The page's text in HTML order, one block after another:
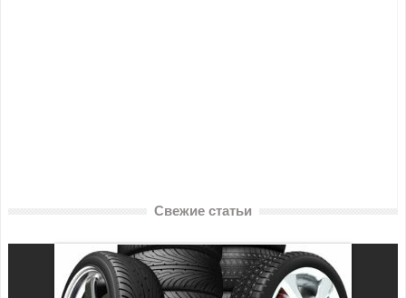
Свежие статьи